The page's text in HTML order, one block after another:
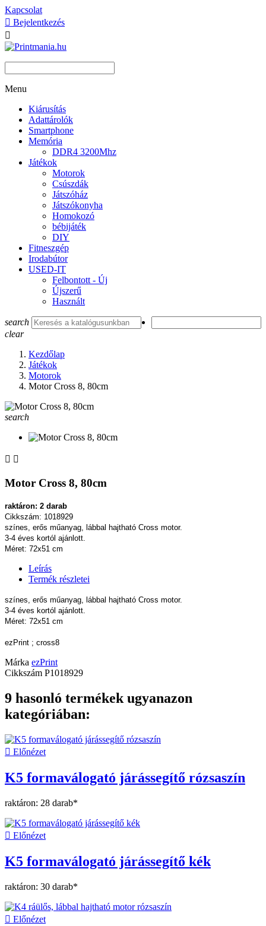
Kapcsolat
 Bejelentkezés

Menu
Kiárusítás
Adattárolók
Smartphone
Memória
DDR4 3200Mhz
Játékok
Motorok
Csúszdák
Játszóház
Játszókonyha
Homokozó
bébijáték
DIY
Fitneszgép
Irodabútor
USED-IT
Felbontott - Új
Újszerű
Használt
search
clear
Kezdőlap
Játékok
Motorok
Motor Cross 8, 80cm
search
 
Motor Cross 8, 80cm
raktáron: 2 darab
Cikkszám: 1018929
színes, erős műanyag, lábbal hajtható Cross motor.
3-4 éves kortól ajánlott.
Méret: 72x51 cm
Leírás
Termék részletei
színes, erős műanyag, lábbal hajtható Cross motor.
3-4 éves kortól ajánlott.
Méret: 72x51 cm
ezPrint ; cross8
Márka ezPrint
Cikkszám P1018929
9 hasonló termékek ugyanazon
kategóriában:
 Előnézet
K5 formaválogató járássegítő rózsaszín
raktáron: 28 darab*
 Előnézet
K5 formaválogató járássegítő kék
raktáron: 30 darab*
 Előnézet